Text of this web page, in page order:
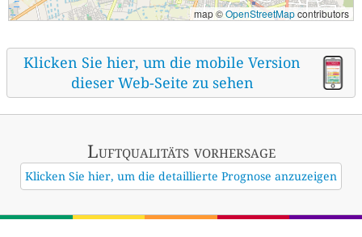
map ©OpenStreetMapcontributors
Klicken Sie hier, um die mobile Version
dieser Web-Seite zu sehen
Luftqualitäts vorhersage
Klicken Sie hier, um die detaillierte Prognose anzuzeigen